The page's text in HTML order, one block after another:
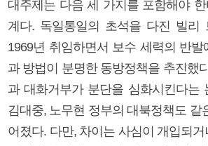
대주제는 다음 세 가지를 포함해야
계다. 독일통일의 초석을 다진 빌리
1969년 취임하면서 보수 세력의 반발
과 방법이 분명한 동방정책을 추진했
과 대화거부가 분단을 심화시킨다는
김대중, 노무현 정부의 대북정책도 같
어졌다. 다만, 차이는 사심이 개입되